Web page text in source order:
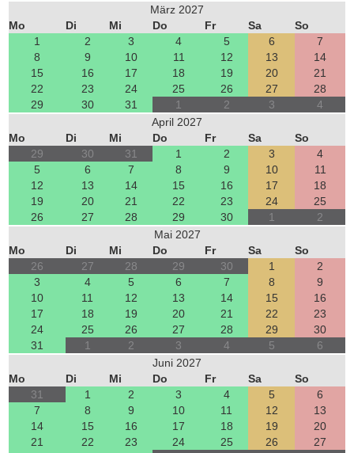
März 2027
Mo
Di Mi Do Fr Sa
So
1
2 3 4 5 6
7
8
9 10 11 12 13
14
15
16 17 18 19 20
21
22
23 24 25 26 27
28
29
30 31 1 2 3
4
April 2027
Mo
Di Mi Do Fr Sa
So
29
30 31 1 2 3
4
5
6 7 8 9 10
11
12
13 14 15 16 17
18
19
20 21 22 23 24
25
26
27 28 29 30 1
2
Mai 2027
Mo
Di Mi Do Fr Sa
So
26
27 28 29 30 1
2
3
4 5 6 7 8
9
10
11 12 13 14 15
16
17
18 19 20 21 22
23
24
25 26 27 28 29
30
31
1 2 3 4 5
6
Juni 2027
Mo
Di Mi Do Fr Sa
So
31
1 2 3 4 5
6
7
8 9 10 11 12
13
14
15 16 17 18 19
20
21
22 23 24 25 26
27